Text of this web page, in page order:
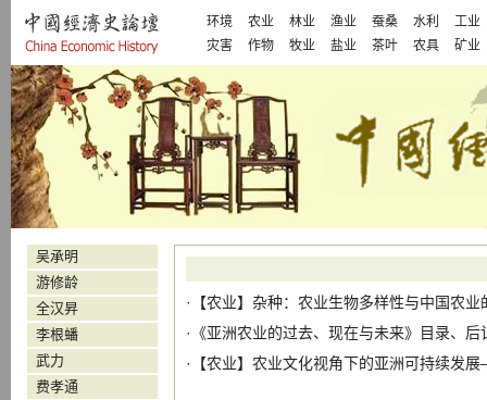
环境 农业 林业 渔业 蚕桑 水利
工业
灾害
作物 牧业 盐业 茶叶 农具 矿业
·【农业】 杂种：农业生物多样性与中国农业
· 《亚洲农业的过去、现在与未来》目录、后
·【农业】 农业文化视角下的亚洲可持续发
吴承明
游修龄
全汉昇
李根蟠
武力
费孝通